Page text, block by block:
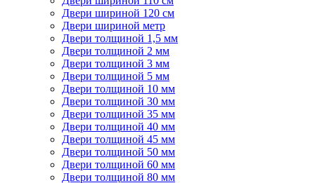
Двери шириной 120 см
Двери шириной метр
Двери толщиной 1,5 мм
Двери толщиной 2 мм
Двери толщиной 3 мм
Двери толщиной 5 мм
Двери толщиной 10 мм
Двери толщиной 30 мм
Двери толщиной 35 мм
Двери толщиной 40 мм
Двери толщиной 45 мм
Двери толщиной 50 мм
Двери толщиной 60 мм
Двери толщиной 80 мм